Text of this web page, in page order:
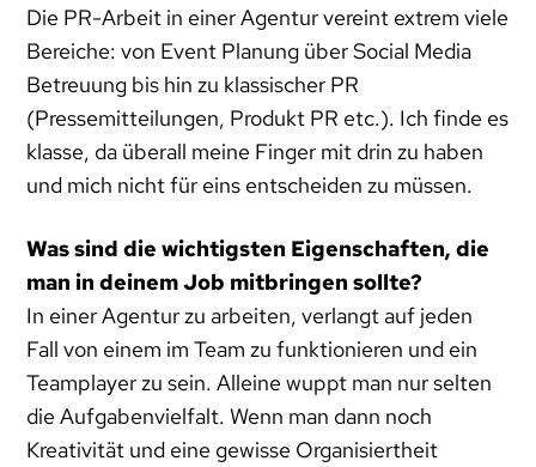
Die PR-Arbeit in einer Agentur vereint extrem viele
Bereiche: von Event Planung über Social Media
Betreuung bis hin zu klassischer PR
(Pressemitteilungen, Produkt PR etc.). Ich finde es
klasse, da überall meine Finger mit drin zu haben
und mich nicht für eins entscheiden zu müssen.
Was sind die wichtigsten Eigenschaften, die
man in deinem Job mitbringen sollte?
In einer Agentur zu arbeiten, verlangt auf jeden
Fall von einem im Team zu funktionieren und ein
Teamplayer zu sein. Alleine wuppt man nur selten
die Aufgabenvielfalt. Wenn man dann noch
Kreativität und eine gewisse Organisiertheit